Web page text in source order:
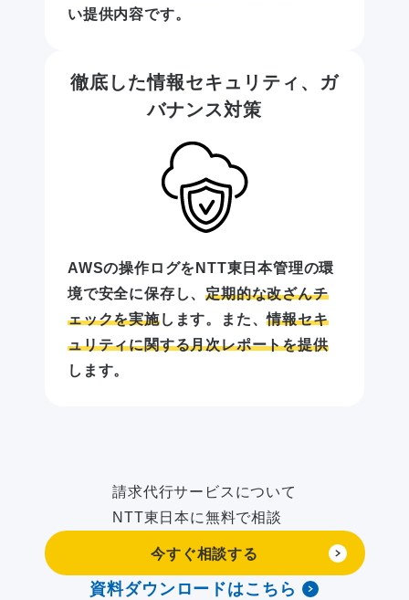
い提供内容です。
徹底した情報セキュリティ、ガ
バナンス対策
AWSの操作ログをNTT東日本管理の環
境で安全に保存し、定期的な改ざんチ
ェックを実施します。また、情報セキ
ュリティに関する月次レポートを提供
します。
請求代行サービスについて
NTT東日本に無料で相談
今すぐ相談する
資料ダウンロードはこちら